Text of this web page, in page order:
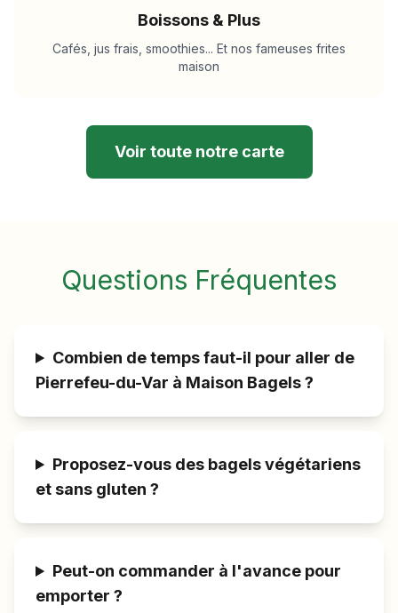
Boissons & Plus
Cafés, jus frais, smoothies... Et nos fameuses frites
maison
Voir toute notre carte
Questions Fréquentes
Combien de temps faut-il pour aller de
Pierrefeu-du-Var à Maison Bagels ?
Proposez-vous des bagels végétariens
et sans gluten ?
Peut-on commander à l'avance pour
emporter ?